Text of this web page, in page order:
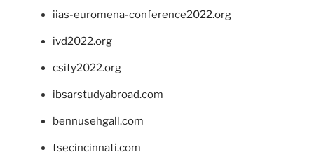
iias-euromena-conference2022.org
ivd2022.org
csity2022.org
ibsarstudyabroad.com
bennusehgall.com
tsecincinnati.com